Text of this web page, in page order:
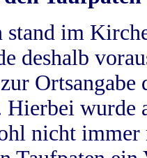
stand im
deshalb
Hierbei wurde
nicht